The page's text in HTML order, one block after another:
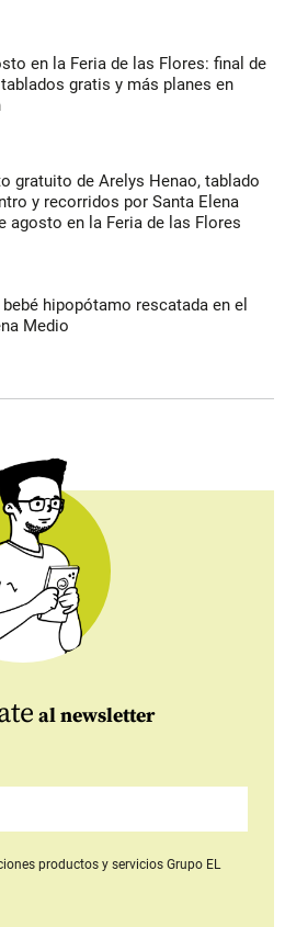
en la Feria de las Flores: final de
tablados gratis y más planes en
gratuito de Arelys Henao, tablado
y recorridos por Santa Elena
agosto en la Feria de las Flores
hipopótamo rescatada en el
Medio
al newsletter
productos y serviciosGrupo EL